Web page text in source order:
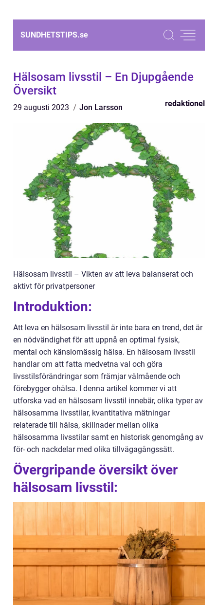
SUNDHETSTIPS.se
Hälsosam livsstil – En Djupgående
Översikt
29 augusti 2023 Jon Larsson redaktionel
Hälsosam livsstil – Vikten av att leva balanserat och
aktivt för privatpersoner
Introduktion:
Att leva en hälsosam livsstil är inte bara en trend, det är
en nödvändighet för att uppnå en optimal fysisk,
mental och känslomässig hälsa. En hälsosam livsstil
handlar om att fatta medvetna val och göra
livsstilsförändringar som främjar välmående och
förebygger ohälsa. I denna artikel kommer vi att
utforska vad en hälsosam livsstil innebär, olika typer av
hälsosamma livsstilar, kvantitativa mätningar
relaterade till hälsa, skillnader mellan olika
hälsosamma livsstilar samt en historisk genomgång av
för- och nackdelar med olika tillvägagångssätt.
Övergripande översikt över
hälsosam livsstil: